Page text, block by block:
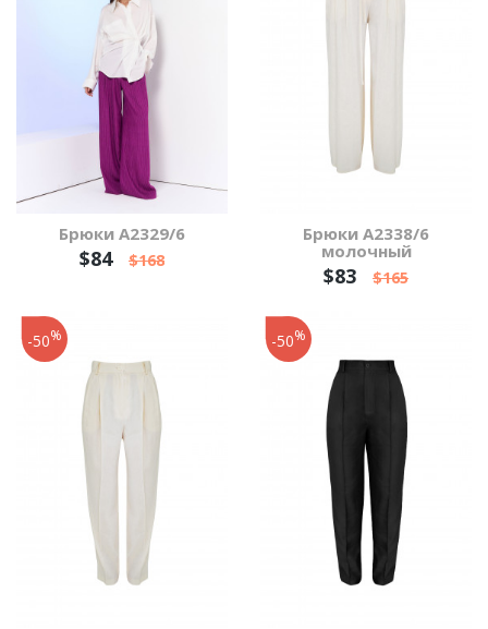
Брюки А2329/6
$84 $168
Брюки А2338/6
молочный
$83 $165
-50% -50%